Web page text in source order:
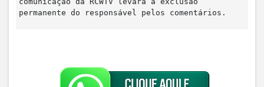
permanente do responsável pelos comentários.